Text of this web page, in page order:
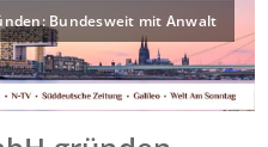
Bundesweit mit Anwalt